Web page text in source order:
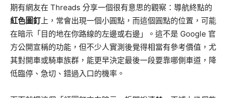
期有網友在 Threads 分享一個很有意思的觀察：導航終點的
紅色圖釘上，常會出現一個小圓點，而這個圓點的位置，可能
在暗示「目的地在你路線的左邊或右邊」。這不是 Google 官
方公開宣稱的功能，但不少人實測後覺得相當有參考價值，尤
其對開車或騎車族群，能更早決定最後一段要靠哪側車道，降
低臨停、急切、錯過入口的機率。